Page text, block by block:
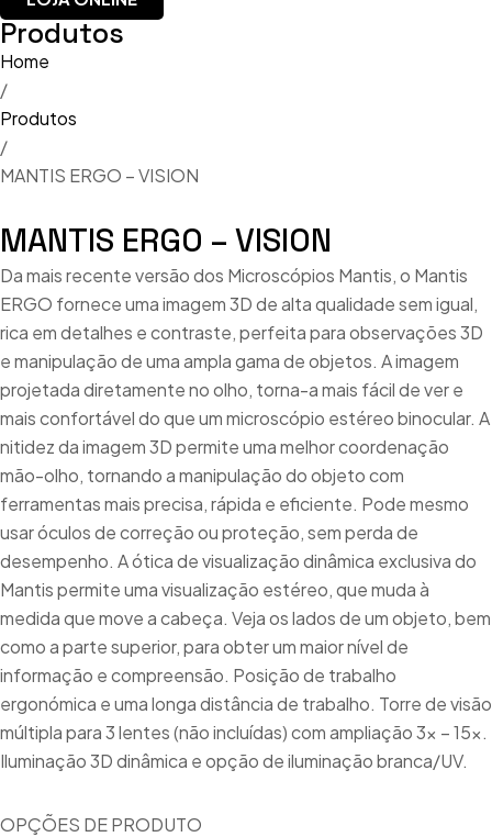
Produtos
Home
/
Produtos
/
MANTIS ERGO – VISION
MANTIS ERGO – VISION
Da mais recente versão dos Microscópios Mantis, o Mantis
ERGO fornece uma imagem 3D de alta qualidade sem igual,
rica em detalhes e contraste, perfeita para observações 3D
e manipulação de uma ampla gama de objetos. A imagem
projetada diretamente no olho, torna-a mais fácil de ver e
mais confortável do que um microscópio estéreo binocular. A
nitidez da imagem 3D permite uma melhor coordenação
mão-olho, tornando a manipulação do objeto com
ferramentas mais precisa, rápida e eficiente. Pode mesmo
usar óculos de correção ou proteção, sem perda de
desempenho. A ótica de visualização dinâmica exclusiva do
Mantis permite uma visualização estéreo, que muda à
medida que move a cabeça. Veja os lados de um objeto, bem
como a parte superior, para obter um maior nível de
informação e compreensão. Posição de trabalho
ergonómica e uma longa distância de trabalho. Torre de visão
múltipla para 3 lentes (não incluídas) com ampliação 3x – 15x.
Iluminação 3D dinâmica e opção de iluminação branca/UV.
OPÇÕES DE PRODUTO